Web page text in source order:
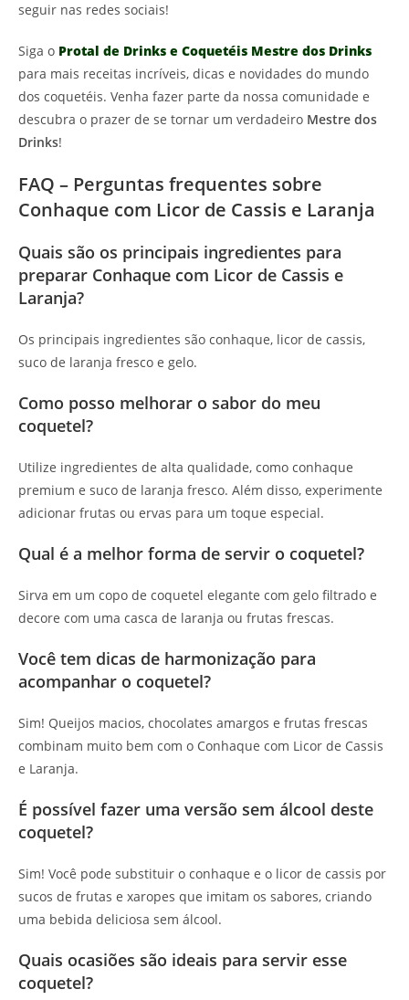
seguir nas redes sociais!
Siga o Protal de Drinks e Coquetéis Mestre dos Drinks
para mais receitas incríveis, dicas e novidades do mundo
dos coquetéis. Venha fazer parte da nossa comunidade e
descubra o prazer de se tornar um verdadeiro Mestre dos
Drinks!
FAQ – Perguntas frequentes sobre
Conhaque com Licor de Cassis e Laranja
Quais são os principais ingredientes para
preparar Conhaque com Licor de Cassis e
Laranja?
Os principais ingredientes são conhaque, licor de cassis,
suco de laranja fresco e gelo.
Como posso melhorar o sabor do meu
coquetel?
Utilize ingredientes de alta qualidade, como conhaque
premium e suco de laranja fresco. Além disso, experimente
adicionar frutas ou ervas para um toque especial.
Qual é a melhor forma de servir o coquetel?
Sirva em um copo de coquetel elegante com gelo filtrado e
decore com uma casca de laranja ou frutas frescas.
Você tem dicas de harmonização para
acompanhar o coquetel?
Sim! Queijos macios, chocolates amargos e frutas frescas
combinam muito bem com o Conhaque com Licor de Cassis
e Laranja.
É possível fazer uma versão sem álcool deste
coquetel?
Sim! Você pode substituir o conhaque e o licor de cassis por
sucos de frutas e xaropes que imitam os sabores, criando
uma bebida deliciosa sem álcool.
Quais ocasiões são ideais para servir esse
coquetel?